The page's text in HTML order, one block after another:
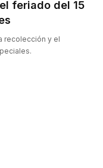
feriado del 15
recolección y el